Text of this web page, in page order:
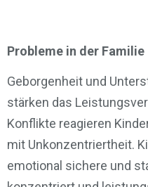
Probleme in der Familie
Geborgenheit und
stärken das
Konflikte reagieren
mit Unkonzentriertheit.
emotional sichere und